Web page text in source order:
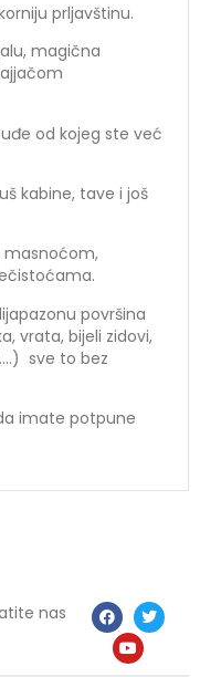
prljavštinu.
magična
od kojeg ste već
kabine, tave i još
masnoćom,
površina
vrata, bijeli zidovi,
sve to bez
imate potpune
nas